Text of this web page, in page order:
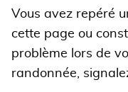
Vous avez repéré
cette page ou
problème lors de
randonnée,